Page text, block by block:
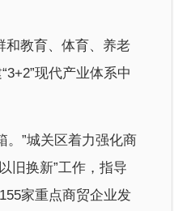
和教育、体育、养老
现代产业体系中
。”城关区着力强化商
旧换新”工作，指导
家重点商贸企业发